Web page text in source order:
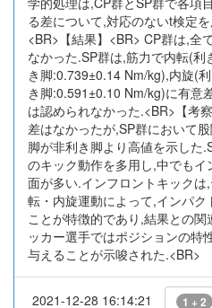
る差について,対応のないt検定
<BR>【結果】<BR> CP群は,全
なかった.SP群は,筋力で内転(
き脚:0.739±0.14 Nm/kg),内旋(
き脚:0.591±0.10 Nm/kg)に有意
は認められなかった.<BR>【考
差はなかったが,SP群において
脚が非利き脚より高値を示した
のキック動作を多用し,中でも
面が多い.インフロントキック
転・内旋運動によって,インパ
ことが特徴的であり,結果との
ッカー選手ではポジションの特
与えることが示唆された.<BR>
2021-12-28 16:14:21 1 + 2